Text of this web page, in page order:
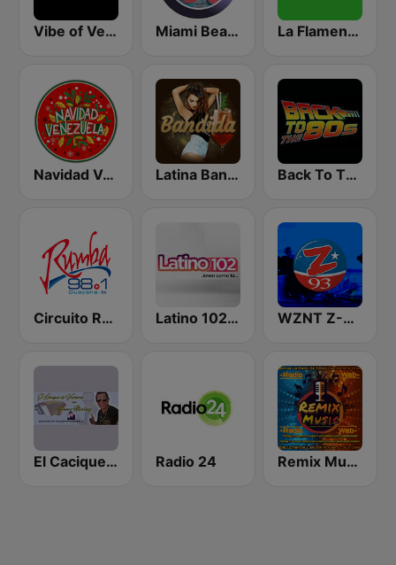
Vibe of Vegas Miami Beach Radio La Flamenca
Navidad Venezuela Latina Bandida! Back To The 80's Radio
Circuito Rumba - Guayana Latino 102 FM WZNT Z-93 FM
El Cacique de Valencia Radio 24 Remix Music